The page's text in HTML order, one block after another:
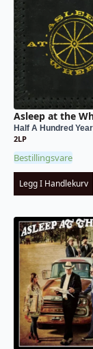
Asleep at the
Half A Hundred
2LP
Bestillingsvare
Legg I Handlekurv